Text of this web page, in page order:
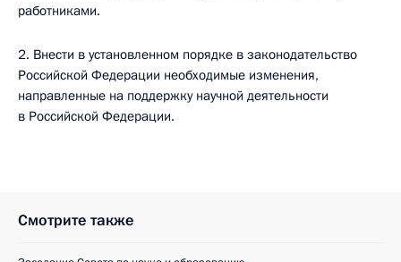
работниками.
2. Внести в установленном порядке в законодательство
Российской Федерации необходимые изменения,
направленные на поддержку научной деятельности
в Российской Федерации.
Смотрите также